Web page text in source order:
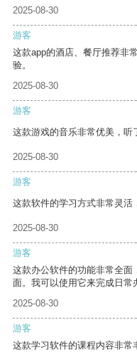
2025-08-30
游客
这款app的酒店、餐厅推荐非
验。
2025-08-30
游客
这款游戏的音乐非常优美，听
2025-08-30
游客
这款软件的学习方式非常灵活
2025-08-30
游客
这款办公软件的功能非常全
面。我可以使用它来完成日常
2025-08-30
游客
这款学习软件的课程内容非